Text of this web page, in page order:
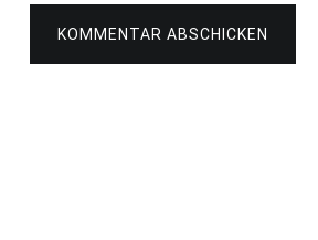
KOMMENTAR ABSCHICKEN